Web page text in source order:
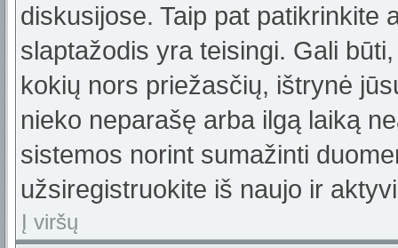
diskusijose. Taip pat patikrinkite
slaptažodis yra teisingi. Gali
kokių nors priežasčių, ištrynė
nieko neparašę arba ilgą laiką
sistemos norint sumažinti
užsiregistruokite iš naujo ir
Į viršų